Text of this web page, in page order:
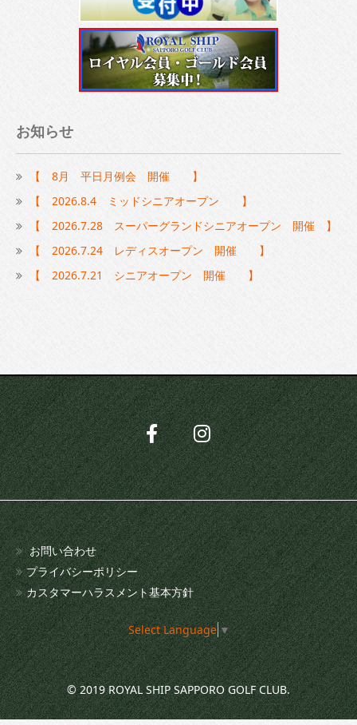
お知らせ
【 8月 平日月例会 開催 】
【 2026.8.4 ミッドシニアオープン 】
【 2026.7.28 スーパーグランドシニアオープン 開催 】
【 2026.7.24 レディスオープン 開催 】
【 2026.7.21 シニアオープン 開催 】
お問い合わせ
プライバシーポリシー
カスタマーハラスメント基本方針
Select Language▼
© 2019 ROYAL SHIP SAPPORO GOLF CLUB.